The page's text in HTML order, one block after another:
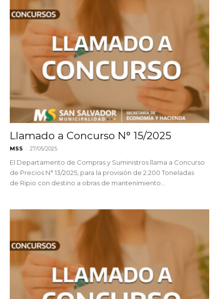
Llamado a Concurso N° 15/2025
MSS - 27/05/2025
El Departamento de Compras y Suministros llama a Concurso
de Precios N° 13/2025, para la provisión de 2.200 Toneladas
de Ripio con destino a obras de mantenimiento...